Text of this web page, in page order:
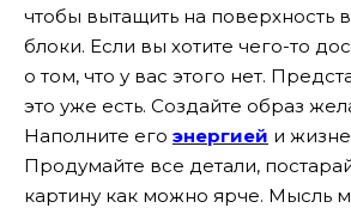
чтобы вытащить на поверхность
блоки. Если вы хотите чего-то
о том, что у вас этого нет.
это уже есть. Создайте образ
Наполните его энергией и
Продумайте все детали,
картину как можно ярче. Мысль